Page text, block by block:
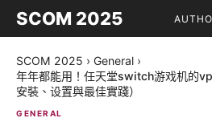
SCOM 2025
SCOM 2025 › General ›
年年都能用！任天堂switch游戏机的
安裝、设置與最佳實踐）
GENERAL